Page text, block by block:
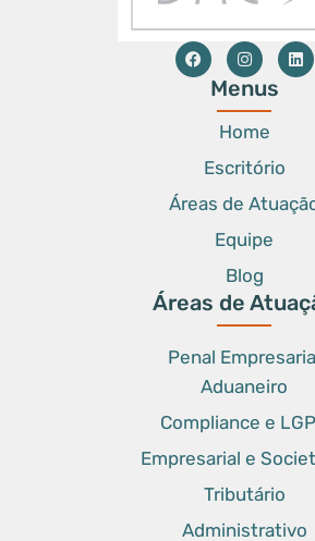
Menus
Home
Escritório
Áreas de
Equipe
Blog
Áreas de
Penal
Aduaneiro
Compliance e
Empresarial e
Tributário
Administrativo